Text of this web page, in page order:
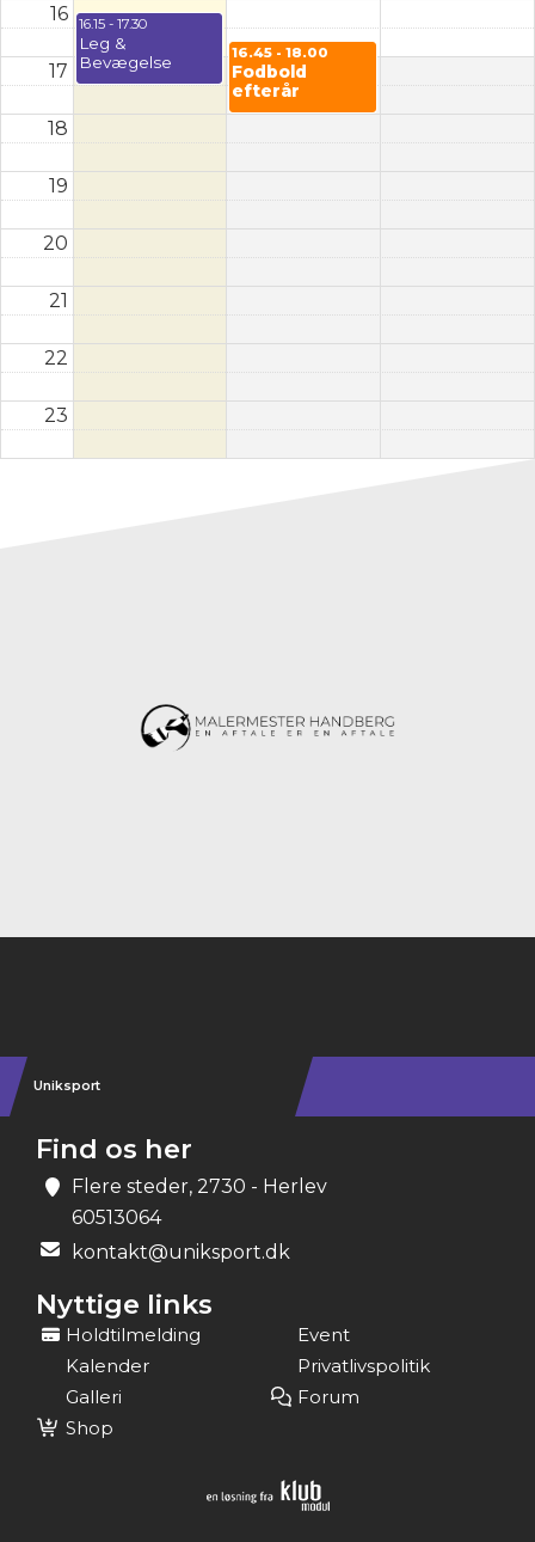
16
17
18
19
20
21
22
23
16.15 - 17.30
Leg &
Bevægelse
16.45 - 18.00
Fodbold
efterår
Uniksport
Find os her
Flere steder, 2730 - Herlev
60513064
kontakt@uniksport.dk
Nyttige links
Holdtilmelding
Event
Kalender
Privatlivspolitik
Galleri
Forum
Shop